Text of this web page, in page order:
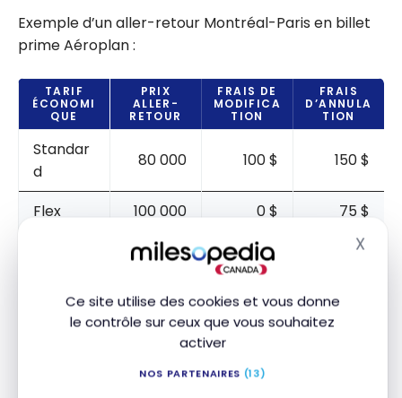
Ce site utilise des cookies et vous donne
le contrôle sur ceux que vous souhaitez
activer
NOS PARTENAIRES (13)
X
Exemple d’un aller-retour Montréal-Paris en billet
prime Aéroplan :
TARIF
ÉCONOMI
QUE
PRIX
ALLER-
RETOUR
FRAIS DE
MODIFICA
TION
FRAIS
D’ANNULA
TION
Standar
d
80 000 100 $ 150 $
Flex 100 000 0 $
75 $
140 000 0 $ 0 $
Cela donnera entre les différentes options :
DIFFÉREN